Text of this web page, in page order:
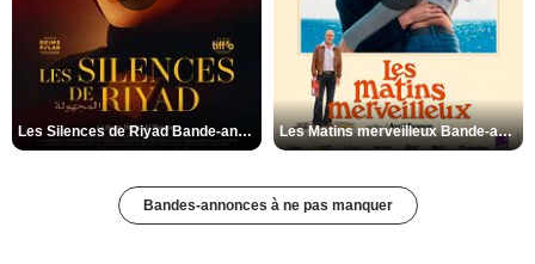
Les Silences de Riyad Bande-annonce VO STFR Les Matins merveilleux Bande-annonce VF
Bandes-annonces à ne pas manquer